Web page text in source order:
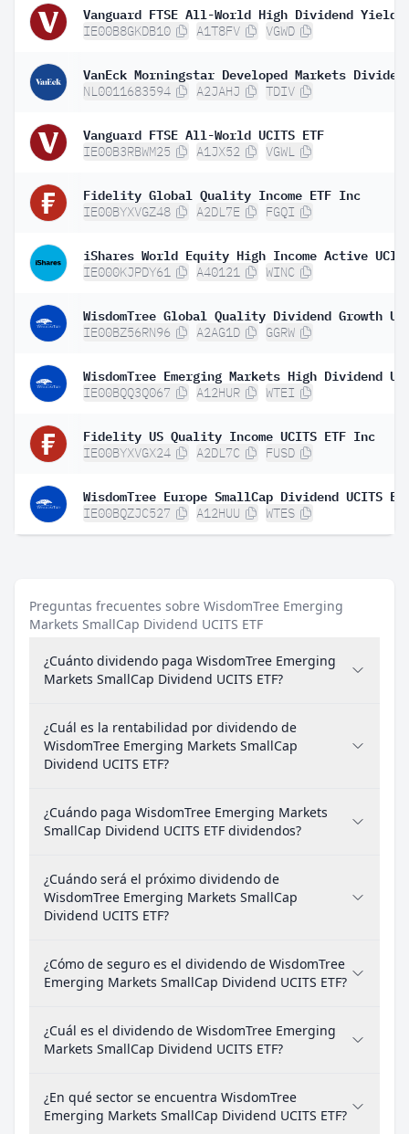
IE00B8GKDB10 A1T8FV VGWD
NL0011683594 A2JAHJ TDIV
Vanguard FTSE All-World UCITS ETF
IE00B3RBWM25 A1JX52 VGWL
Fidelity Global Quality Income ETF Inc
IE00BYXVGZ48 A2DL7E FGQI
IE000KJPDY61 A40121 WINC
IE00BZ56RN96 A2AG1D GGRW
IE00BQQ3Q067 A12HUR WTEI
Fidelity US Quality Income UCITS ETF Inc
IE00BYXVGX24 A2DL7C FUSD
WisdomTree Europe SmallCap Dividend UCITS
IE00BQZJC527 A12HUU WTES
Preguntas frecuentes sobre WisdomTree Emerging
Markets SmallCap Dividend UCITS ETF
¿Cuánto dividendo paga WisdomTree Emerging
Markets SmallCap Dividend UCITS ETF?
¿Cuál es la rentabilidad por dividendo de
WisdomTree Emerging Markets SmallCap
Dividend UCITS ETF?
¿Cuándo paga WisdomTree Emerging Markets
SmallCap Dividend UCITS ETF dividendos?
¿Cuándo será el próximo dividendo de
WisdomTree Emerging Markets SmallCap
Dividend UCITS ETF?
¿Cómo de seguro es el dividendo de WisdomTree
Emerging Markets SmallCap Dividend UCITS ETF?
¿Cuál es el dividendo de WisdomTree Emerging
Markets SmallCap Dividend UCITS ETF?
¿En qué sector se encuentra WisdomTree
Emerging Markets SmallCap Dividend UCITS ETF?